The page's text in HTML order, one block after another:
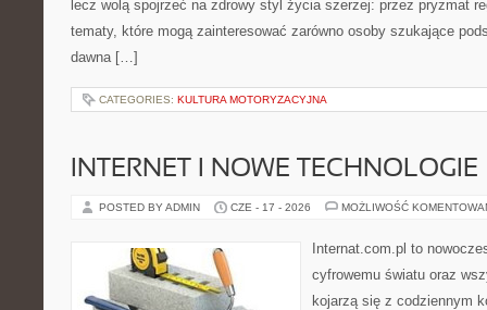
lecz wolą spojrzeć na zdrowy styl życia szerzej: przez pryzmat
tematy, które mogą zainteresować zarówno osoby szukające
dawna […]
CATEGORIES: KULTURA MOTORYZACYJNA
INTERNET I NOWE TECHNOLOGIE
POSTED BY ADMIN CZE - 17 - 2026 MOŻLIWOŚĆ
Internat.com.pl to
cyfrowemu światu oraz
kojarzą się z codziennym